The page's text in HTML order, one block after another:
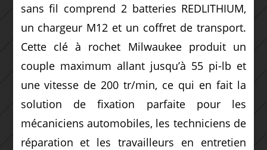
sans fil comprend 2 batteries REDLITHIUM,
un chargeur M12 et un coffret de transport.
Cette clé à rochet Milwaukee produit un
couple maximum allant jusqu’à 55 pi-lb et
une vitesse de 200 tr/min, ce qui en fait la
solution de fixation parfaite pour les
mécaniciens automobiles, les techniciens de
réparation et les travailleurs en entretien